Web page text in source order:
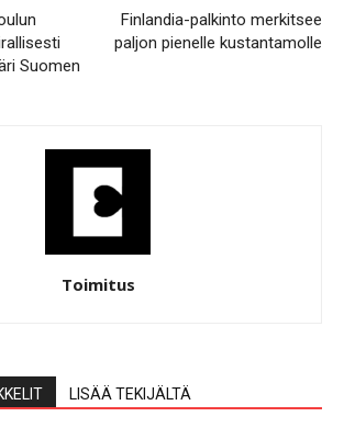
Suomen
Finlandia-palkinto merkitsee
paljon pienelle kustantamolle
Toimitus
LISÄÄ TEKIJÄLTÄ